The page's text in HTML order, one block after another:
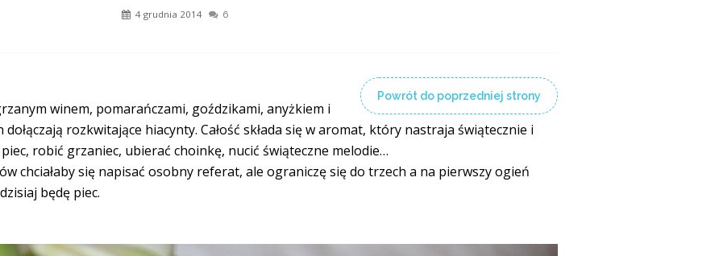
4 grudnia 2014 6
Powrót do poprzedniej strony
winem, pomarańczami, goździkami, anyżkiem i
rozkwitające hiacynty. Całość składa się w aromat, który nastraja świątecznie i
robić grzaniec, ubierać choinkę, nucić świąteczne melodie…
chciałaby się napisać osobny referat, ale ograniczę się do trzech a na pierwszy ogień
będę piec.